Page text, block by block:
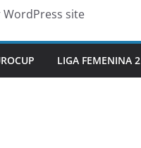
WordPress site
LIGA FEMENINA 2